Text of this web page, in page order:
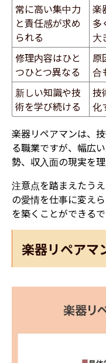
常に高い集中力
と責任感が求め
られる
楽
多
大
修理内容はひと
つひとつ異なる
原
合
新しい知識や技
術を学び続ける
技
化
楽器リペアマンは、
る職業ですが、幅広
勢、収入面の現実を
注意点を踏まえたう
の愛情を仕事に変え
を築くことができるで
楽器リペアマ